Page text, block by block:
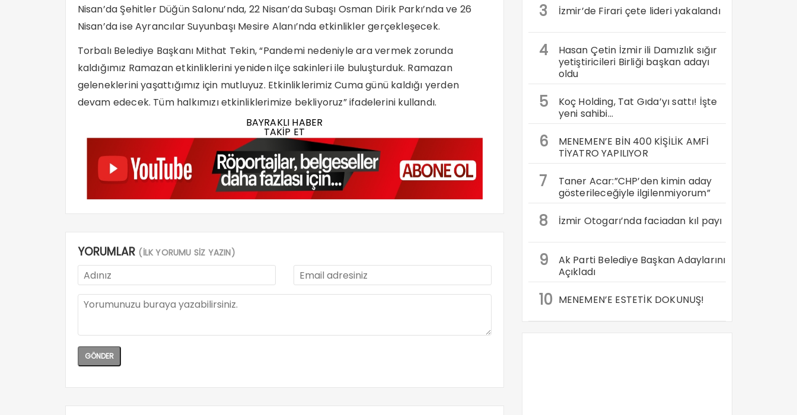
Nisan’da Şehitler Düğün Salonu’nda, 22 Nisan’da Subaşı Osman Dirik Parkı’nda ve 26
Nisan’da ise Ayrancılar Suyunbaşı Mesire Alanı’nda etkinlikler gerçekleşecek.
Torbalı Belediye Başkanı Mithat Tekin, “Pandemi nedeniyle ara vermek zorunda
kaldığımız Ramazan etkinliklerini yeniden ilçe sakinleri ile buluşturduk. Ramazan
geleneklerini yaşattığımız için mutluyuz. Etkinliklerimiz Cuma günü kaldığı yerden
devam edecek. Tüm halkımızı etkinliklerimize bekliyoruz” ifadelerini kullandı.
BAYRAKLI HABER
TAKİP ET
YORUMLAR (İLK YORUMU SİZ YAZIN)
3 İzmir’de Firari çete lideri yakalandı
4
Hasan Çetin İzmir ili Damızlık sığır
yetiştiricileri Birliği başkan adayı
oldu
5
Koç Holding, Tat Gıda’yı sattı! İşte
yeni sahibi…
6
MENEMEN’E BİN 400 KİŞİLİK AMFİ
TİYATRO YAPILIYOR
7
Taner Acar:”CHP’den kimin aday
gösterileceğiyle ilgilenmiyorum”
8 İzmir Otogarı’nda faciadan kıl payı
9
Ak Parti Belediye Başkan Adaylarını
Açıkladı
10 MENEMEN’E ESTETİK DOKUNUŞ!